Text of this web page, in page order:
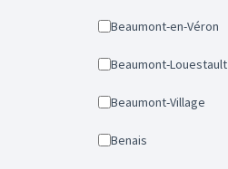
Beaumont-en-Véron
Beaumont-Louestault
Beaumont-Village
Benais